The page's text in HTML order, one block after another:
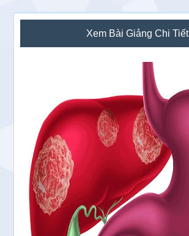
Sidebar
chính
Xem Bài Giảng Chi Tiết